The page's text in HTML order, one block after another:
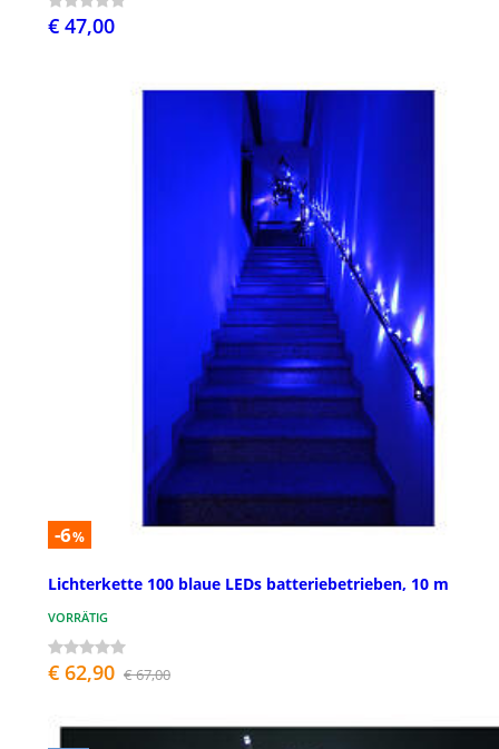
€ 47,00
-6%
Lichterkette 100 blaue LEDs batteriebetrieben, 10 m
VORRÄTIG
€ 62,90 € 67,00